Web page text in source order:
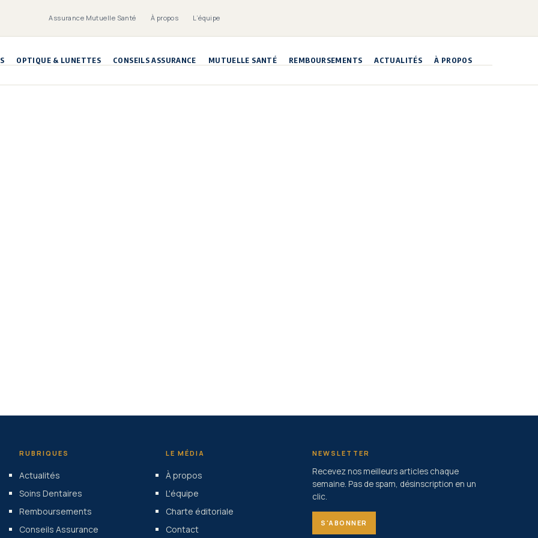
Assurance Mutuelle Santé À propos L’équipe
OPTIQUE & LUNETTES CONSEILS ASSURANCE MUTUELLE SANTÉ REMBOURSEMENTS ACTUALITÉS À PROPOS
RUBRIQUES
Actualités
Soins Dentaires
Remboursements
Conseils Assurance
LE MÉDIA
À propos
L'équipe
Charte éditoriale
Contact
NEWSLETTER
Recevez nos meilleurs articles chaque
semaine. Pas de spam, désinscription en un
clic.
S'ABONNER